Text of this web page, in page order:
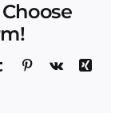
TumblrPinterest
Vk
Xing